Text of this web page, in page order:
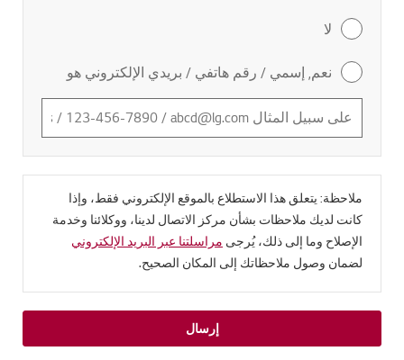
لا
نعم, إسمي / رقم هاتفي / بريدي الإلكتروني هو
ملاحظة: يتعلق هذا الاستطلاع بالموقع الإلكتروني فقط، وإذا
كانت لديك ملاحظات بشأن مركز الاتصال لدينا، ووكلائنا وخدمة
الإصلاح وما إلى ذلك، يُرجى مراسلتنا عبر البريد الإلكتروني
لضمان وصول ملاحظاتك إلى المكان الصحيح.
إرسال